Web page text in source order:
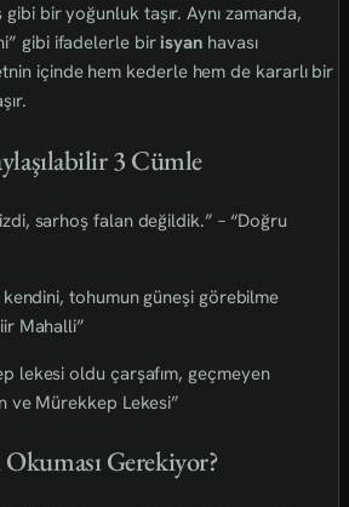
bir yoğunluk taşır. Aynı zamanda,
gibi ifadelerle birisyan havası
içinde hem kederle hem de kararlı bir
3 Cümle
sarhoş falan değildik.” – “Doğru
tohumun güneşi görebilme
Mahalli”
lekesi oldu çarşafım, geçmeyen
ve Mürekkep Lekesi”
Gerekiyor?